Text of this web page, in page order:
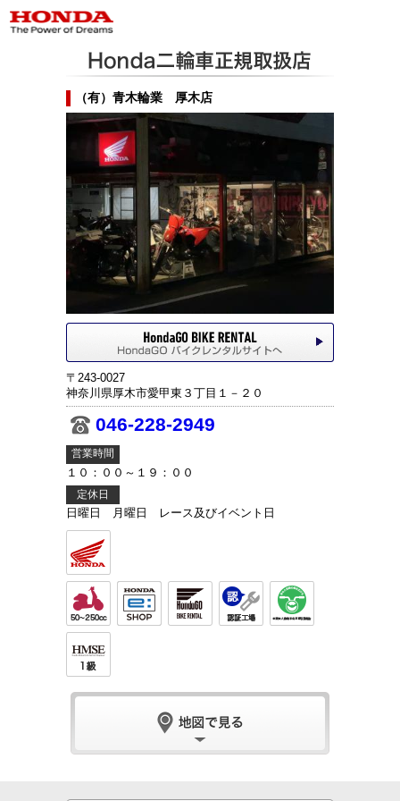
（有）青木輪業 厚木店
〒243-0027
神奈川県厚木市愛甲東３丁目１－２０
046-228-2949
営業時間
１０：００～１９：００
定休日
日曜日 月曜日 レース及びイベント日